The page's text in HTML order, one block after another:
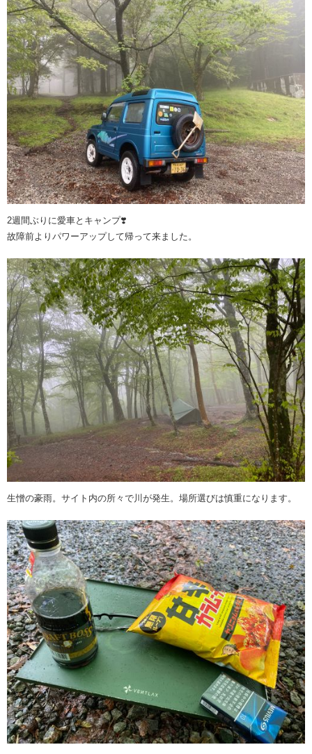
2週間ぶりに愛車とキャンプ❣️
故障前よりパワーアップして帰って来ました。
生憎の豪雨。サイト内の所々で川が発生。場所選びは慎重になります。